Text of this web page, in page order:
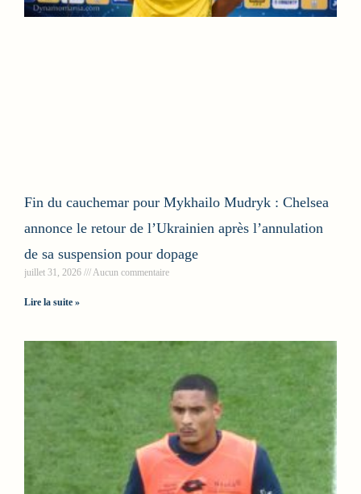
Fin du cauchemar pour Mykhailo Mudryk : Chelsea
annonce le retour de l’Ukrainien après l’annulation
de sa suspension pour dopage
juillet 31, 2026 Aucun commentaire
Lire la suite »